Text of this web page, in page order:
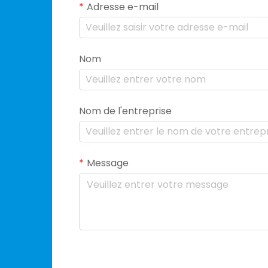
Adresse e-mail
Nom
Nom de l'entreprise
Message